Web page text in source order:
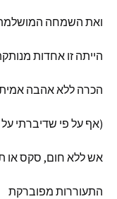
ואת השמחה
הייתה זו אחדות
הכרה ללאאהבה
(אף על פי שדיברתי על
אשללא חום, סקסאו
התעוררות מפוברקת